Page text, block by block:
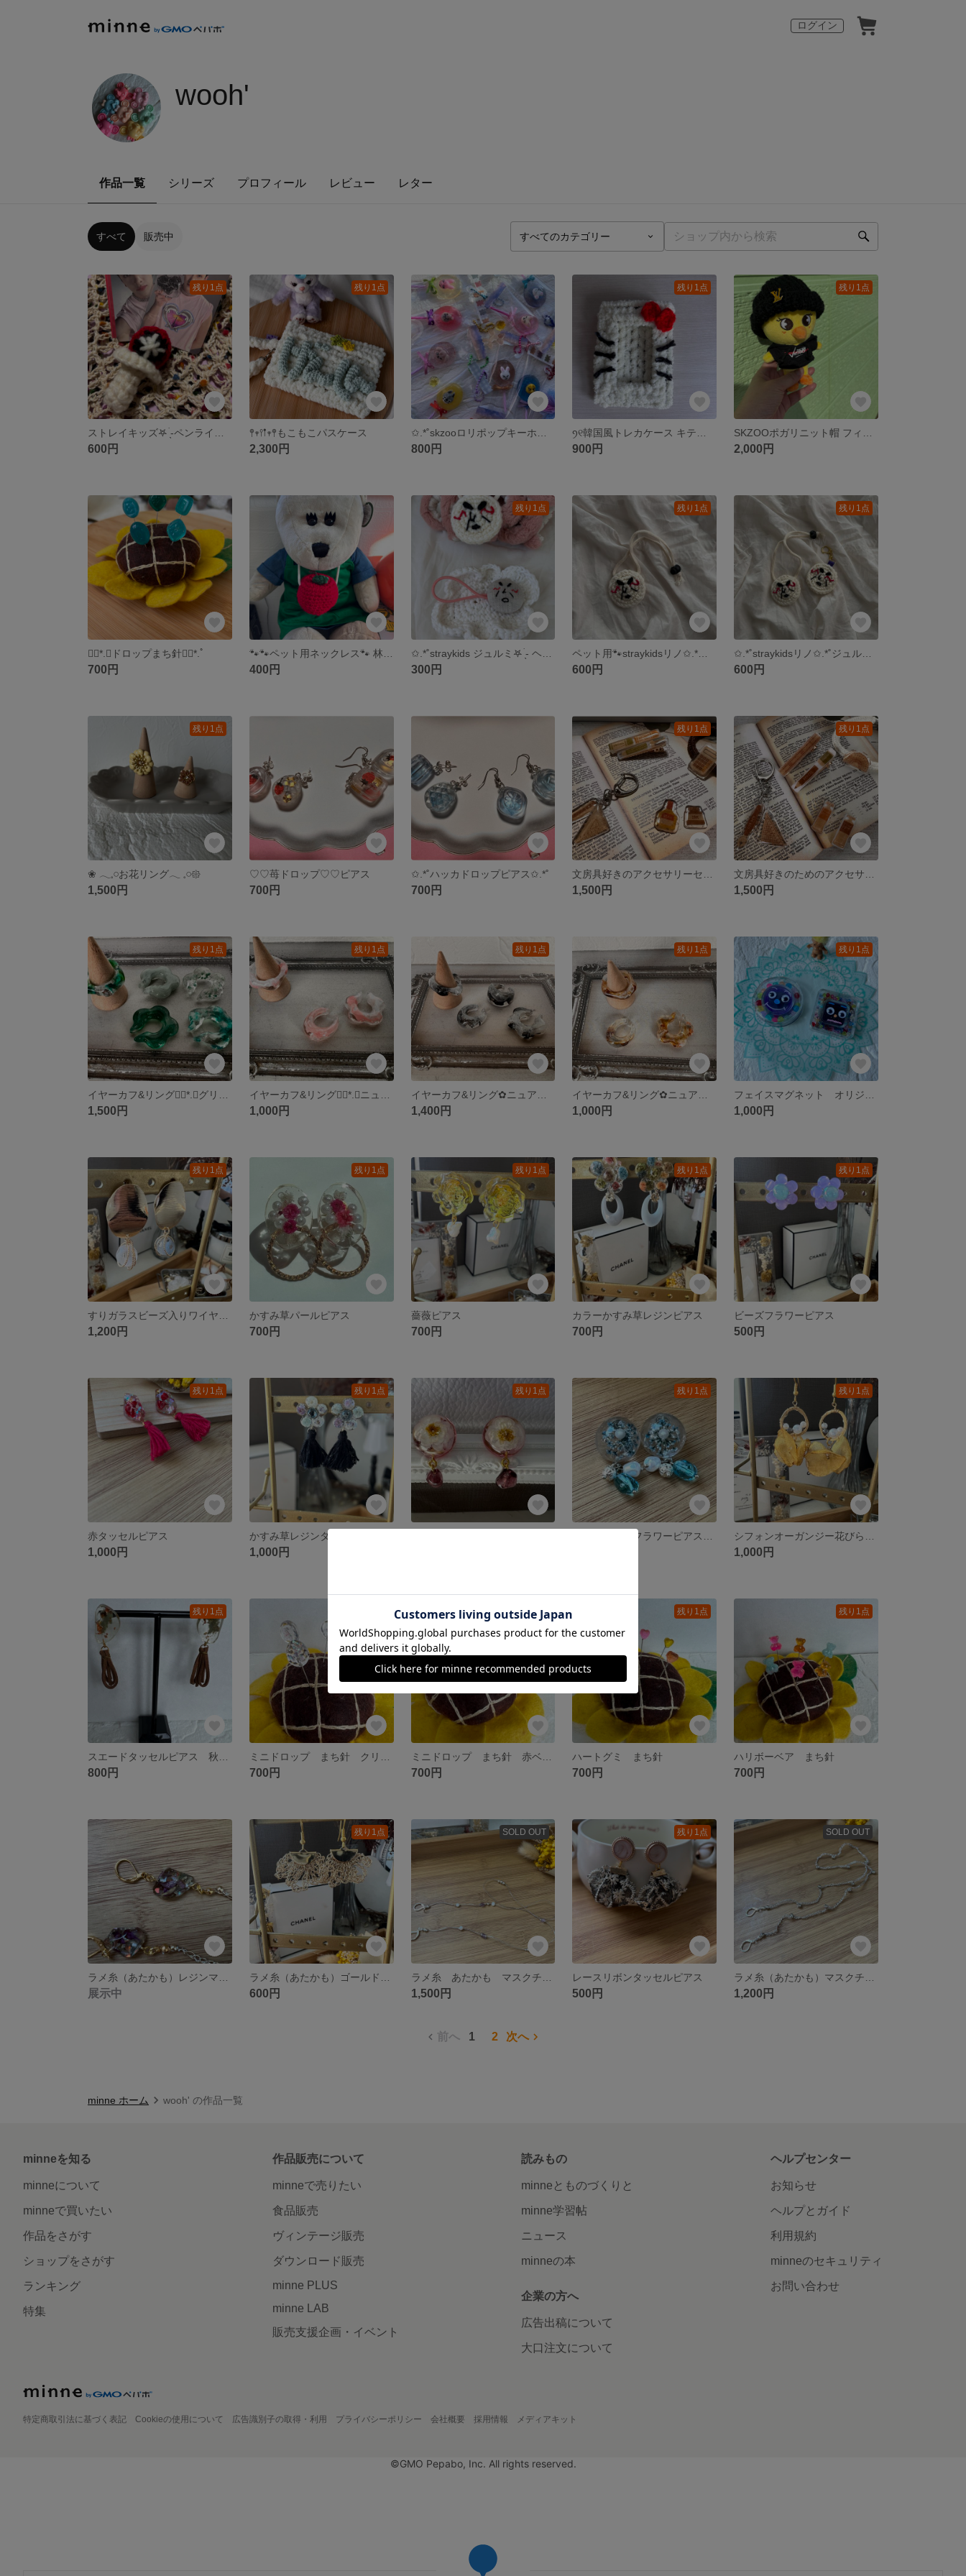
ログイン
wooh'
作品一覧 シリーズ プロフィール レビュー レター
すべて 販売中
残り1点
600円
残り1点
𖤣𖥧𖥣𖡡𖥧𖤣もこもこパスケース
2,300円 800円
残り1点
900円
残り1点
2,000円
❁⃘*.ﾟドロップまち針❁⃘*.ﾟ
700円 400円
残り1点
300円
残り1点
600円
残り1点
600円
残り1点
❀ 𓂃𓈒𓏸お花リング𓂃 𓈒𓏸𑁍
1,500円
♡♡苺ドロップ♡♡ピアス
700円
✩.*˚ハッカドロップピアス✩.*˚
700円
残り1点
1,500円
残り1点
1,500円
残り1点
1,500円
残り1点
1,000円
残り1点
1,400円
残り1点
1,000円
残り1点
1,000円
残り1点
1,200円
残り1点
かすみ草パールピアス
700円
残り1点
薔薇ピアス
700円
残り1点
カラーかすみ草レジンピアス
700円
残り1点
ビーズフラワーピアス
500円
残り1点
赤タッセルピアス
1,000円
残り1点
かすみ草レジンタッセルピアス
1,000円
残り1点 残り1点 残り1点
1,000円
残り1点
800円 700円
残り1点
700円
残り1点
ハートグミ まち針
700円
残り1点
ハリボーベア まち針
700円
展示中
残り1点
600円
SOLD OUT
1,500円
残り1点
レースリボンタッセルピアス
500円
SOLD OUT
1,200円
前へ 1 2 次へ
minne ホーム wooh' の作品一覧
minneを知る
minneについて
minneで買いたい
作品をさがす
ショップをさがす
ランキング
特集
作品販売について
minneで売りたい
食品販売
ヴィンテージ販売
ダウンロード販売
minne PLUS
minne LAB
販売支援企画・イベント
読みもの
minneとものづくりと
minne学習帖
ニュース
minneの本
企業の方へ
広告出稿について
大口注文について
ヘルプセンター
お知らせ
ヘルプとガイド
利用規約
minneのセキュリティ
お問い合わせ
特定商取引法に基づく表記 Cookieの使用について 広告識別子の取得・利用 プライバシーポリシー 会社概要 採用情報 メディアキット
©GMO Pepabo, Inc. All rights reserved.